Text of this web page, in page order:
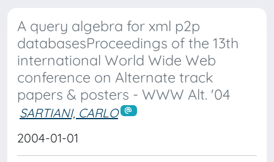
A query algebra for xml p2p
databasesProceedings of the 13th
international World Wide Web
conference on Alternate track
papers & posters - WWW Alt. '04
SARTIANI, CARLO
2004-01-01